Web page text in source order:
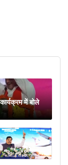
में बोले